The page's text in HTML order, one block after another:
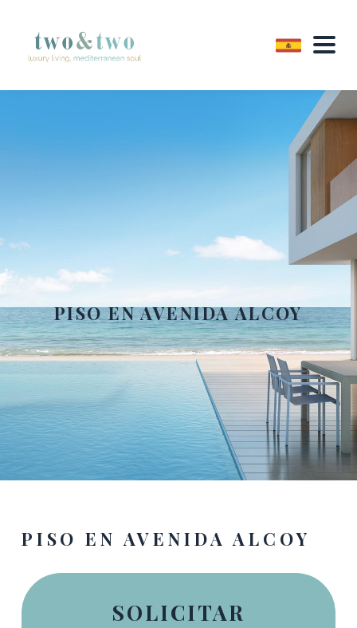
PISO EN AVENIDA ALCOY
PISO EN AVENIDA ALCOY
SOLICITAR